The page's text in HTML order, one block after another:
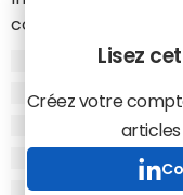
cofondateur
Society, Julien
rendez-vous d'
demandes, lui aussi
constitué d'autres
Frédéric Montagnon,
Lisez
Créez votre
articles